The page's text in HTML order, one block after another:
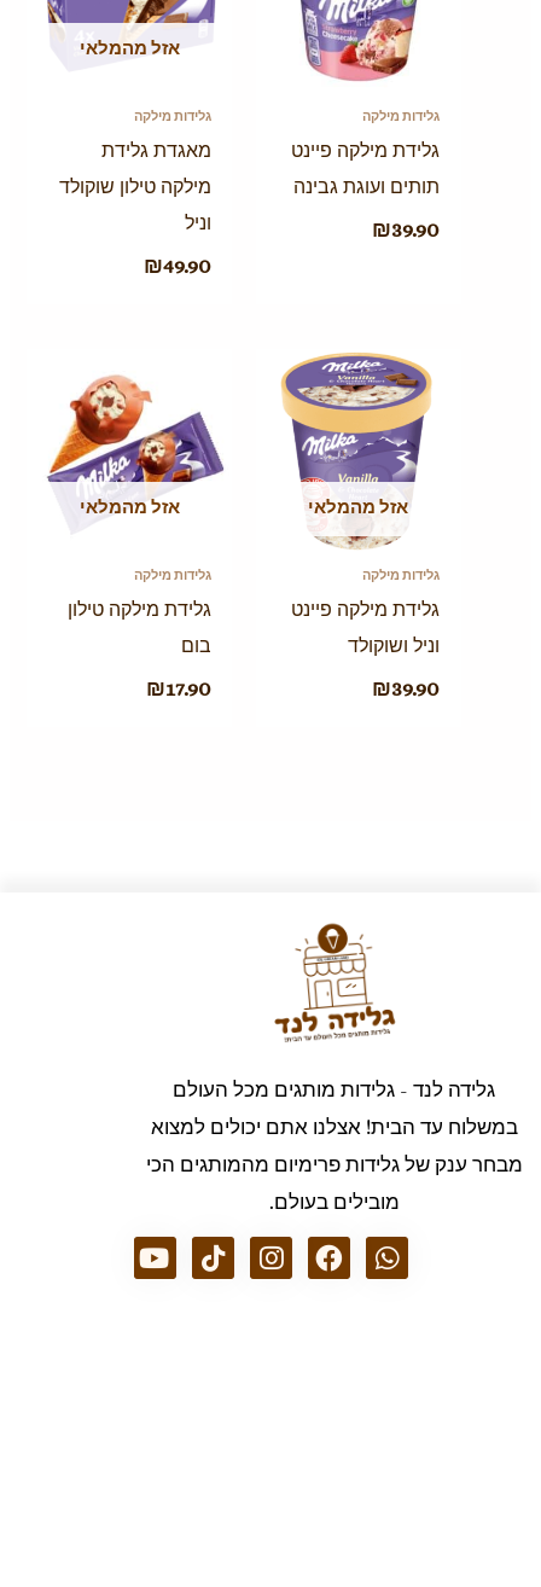
גלידות מילקה
גלידת מילקה פיינט
תותים ועוגת גבינה
₪39.90
אזל מהמלאי
גלידות מילקה
מאגדת גלידת
מילקה טילון שוקולד
וניל
₪49.90
אזל מהמלאי
גלידות מילקה
גלידת מילקה פיינט
וניל ושוקולד
₪39.90
אזל מהמלאי
גלידות מילקה
גלידת מילקה טילון
בום
₪17.90
גלידה לנד - גלידות מותגים מכל העולם
במשלוח עד הבית! אצלנו אתם יכולים למצוא
מבחר ענק של גלידות פרימיום מהמותגים הכי
מובילים בעולם.